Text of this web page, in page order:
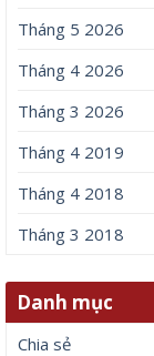
Tháng 5 2026
Tháng 4 2026
Tháng 3 2026
Tháng 4 2019
Tháng 4 2018
Tháng 3 2018
Danh mục
Chia sẻ